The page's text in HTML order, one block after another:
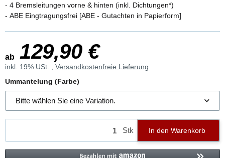
- 4 Bremsleitungen vorne & hinten (inkl. Dichtungen*)
- ABE Eingtragungsfrei [ABE - Gutachten in Papierform]
ab 129,90 €
inkl. 19% USt. , Versandkostenfreie Lieferung
Ummantelung (Farbe)
Bitte wählen Sie eine Variation.
Stk In den Warenkorb